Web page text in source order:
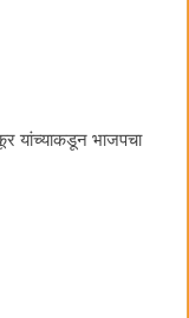
यांच्याकडून भाजपचा